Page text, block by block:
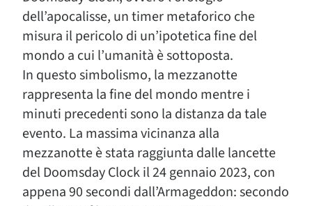
dell’apocalisse, un timer metaforico che
misura il pericolo di un’ipotetica fine del
mondo a cui l’umanità è sottoposta.
In questo simbolismo, la mezzanotte
rappresenta la fine del mondo mentre i
minuti precedenti sono la distanza da tale
evento. La massima vicinanza alla
mezzanotte è stata raggiunta dalle lancette
del Doomsday Clock il 24 gennaio 2023, con
appena 90 secondi dall’Armageddon: secondo